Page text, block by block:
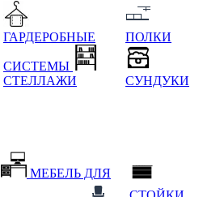
ГАРДЕРОБНЫЕ
СИСТЕМЫ
СТЕЛЛАЖИ
ПОЛКИ
СУНДУКИ
МЕБЕЛЬ ДЛЯ